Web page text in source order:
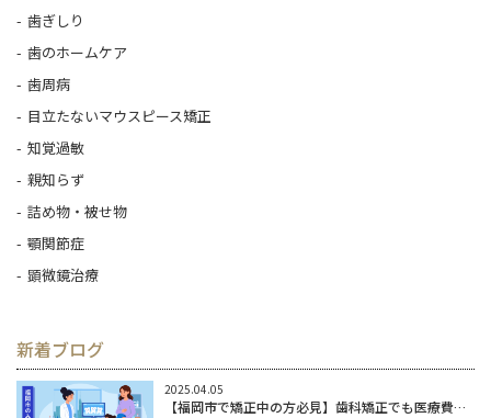
歯ぎしり
歯のホームケア
歯周病
目立たないマウスピース矯正
知覚過敏
親知らず
詰め物・被せ物
顎関節症
顕微鏡治療
新着ブログ
2025.04.05
【福岡市で矯正中の方必見】歯科矯正でも医療費控除が受けられる？やり方をわかりやすく解説